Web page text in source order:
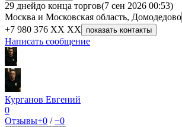
29 днейдо конца торгов(7 сен 2026 00:53)
Москва и Московская область, Домодедово
+7 980 376 XX XX показать контакты
Написать сообщение
Курганов Евгений
0
Отзывы+0 /−0